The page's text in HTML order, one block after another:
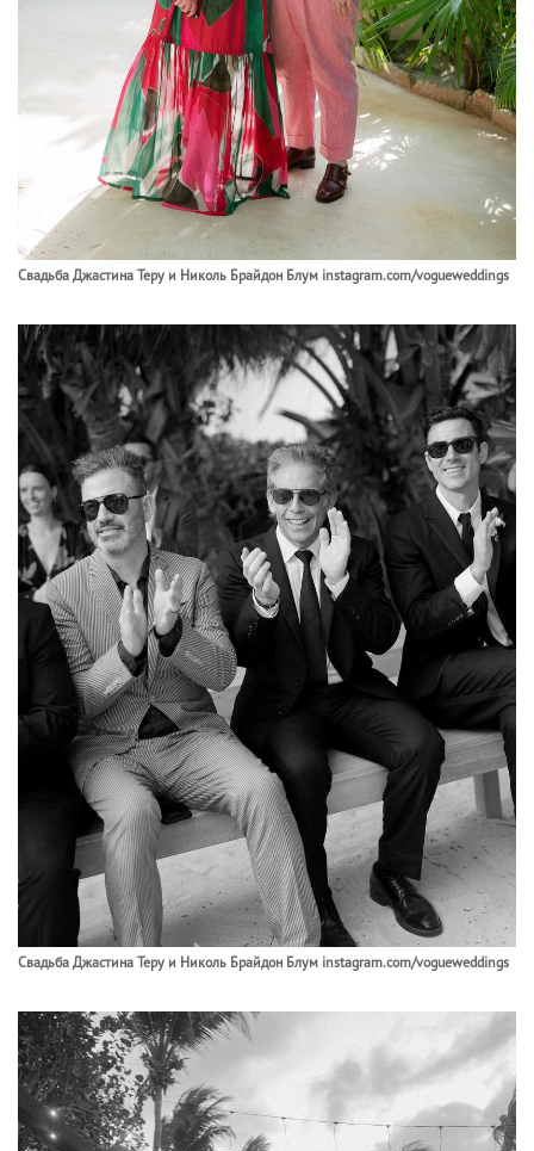
Свадьба Джастина Теру и Николь Брайдон Блум instagram.com/vogueweddings
Свадьба Джастина Теру и Николь Брайдон Блум instagram.com/vogueweddings